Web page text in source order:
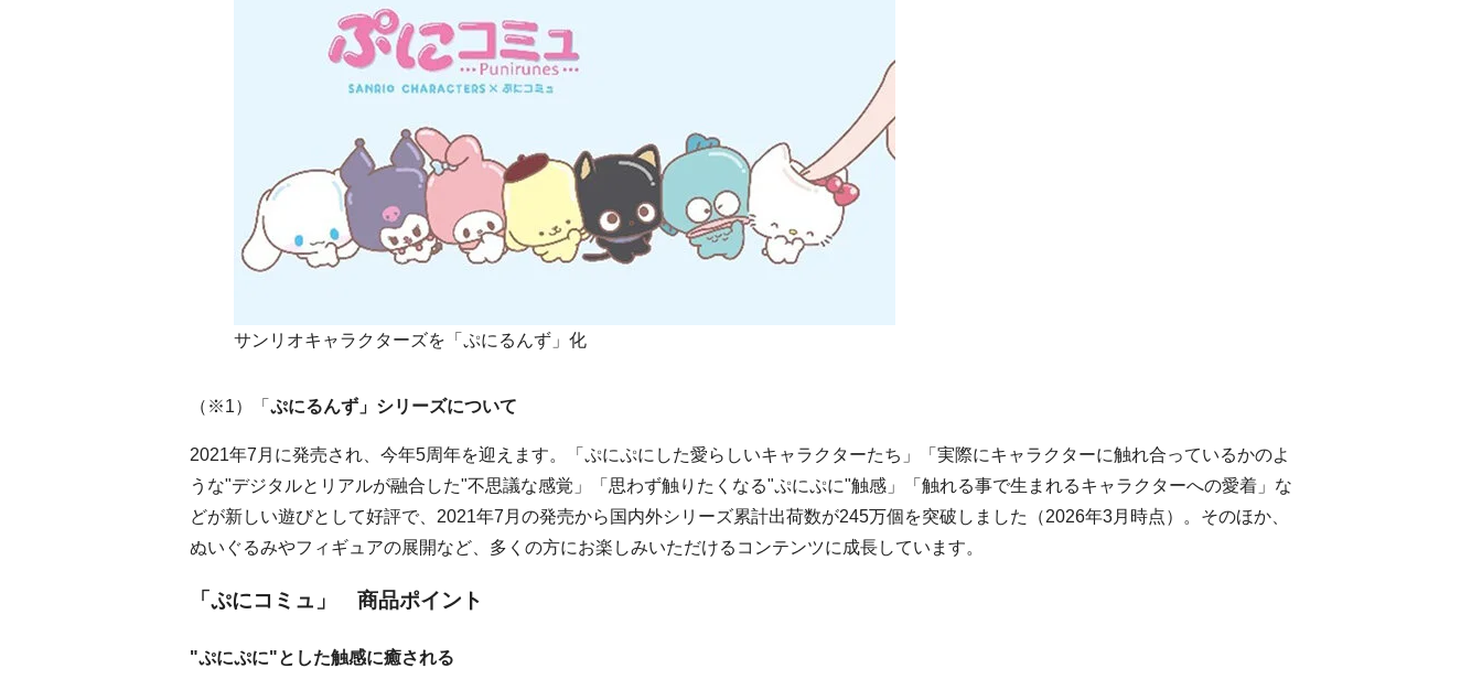
サンリオキャラクターズを「ぷにるんず」化
（※1）「 ぷにるんず」シリーズについて
2021年7 月に発売され、今年5周年を迎えます。「ぷにぷにした愛らしいキャラクターたち」「実際にキャラクターに触れ合っているかのよ
うな"デジタルとリアルが融合した"不思議な感覚」「思わず触りたくなる"ぷにぷに"触感」「触れる事で生まれるキャラクターへの愛着」な
どが新しい遊びとして好評で、 2021年7 月の発売から国内外シリーズ累計出荷数が245万個を突破しました（2026年3月時点）。そのほか、
ぬいぐるみやフィギュアの展開など、多くの方にお楽しみいただけるコンテンツに成長しています。
「ぷにコミュ」 商品ポイント
"ぷにぷに"とした触感に癒される